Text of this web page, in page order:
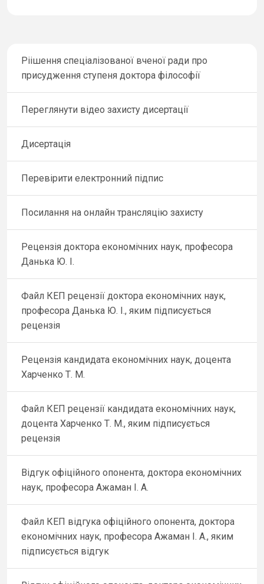
Ріішення спеціалізованої вченої ради про
присудження ступеня доктора філософії
Переглянути відео захисту дисертації
Дисертація
Перевірити електронний підпис
Посилання на онлайн трансляцію захисту
Рецензія доктора економічних наук, професора
Данька Ю. І.
Файл КЕП рецензії доктора економічних наук,
професора Данька Ю. І., яким підписується
рецензія
Рецензія кандидата економічних наук, доцента
Харченко Т. М.
Файл КЕП рецензії кандидата економічних наук,
доцента Харченко Т. М., яким підписується
рецензія
Відгук офіційного опонента, доктора економічних
наук, професора Ажаман І. А.
Файл КЕП відгука офіційного опонента, доктора
економічних наук, професора Ажаман І. А., яким
підписується відгук